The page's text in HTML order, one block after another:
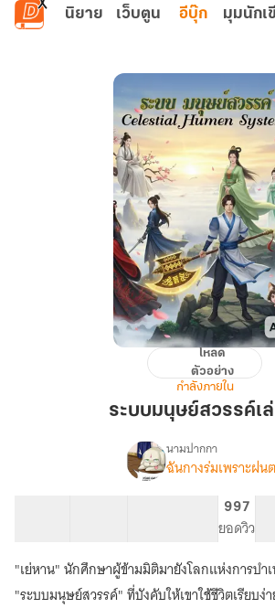
ข้ามไปยังเนื้อหาหลัก
นิยาย เว็บตูน อีบุ๊ก มุมนักเ
ระบบ
สวรรค์
โหลด
ตัวอย่าง
กำลังภายใน
ระบบมนุษย์สวรรค์เ
เรื่อง
มนุษย์
สวรรค์
นามปากกา
ฉันกางร่มเพราะฝน
997
ยอดวิว
"เย่หาน" นักศึกษาผู้ข้ามมิติมายังโลกแห่งการบ
"ระบบมนุษย์สวรรค์" ที่บังคับให้เขาใช้ชีวิตเรียบง่